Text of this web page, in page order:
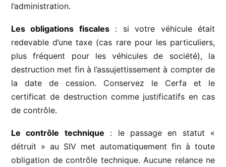
l’administration.
Les obligations fiscales: si votre véhicule était
redevable d’une taxe (cas rare pour les particuliers,
plus fréquent pour les véhicules de société), la
destruction met fin à l’assujettissement à compter de
la date de cession. Conservez le Cerfa et le
certificat de destruction comme justificatifs en cas
de contrôle.
Le contrôle technique : le passage en statut «
détruit » au SIV met automatiquement fin à toute
obligation de contrôle technique. Aucune relance ne